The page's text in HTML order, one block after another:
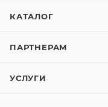
КАТАЛОГ
ПАРТНЕРАМ
УСЛУГИ